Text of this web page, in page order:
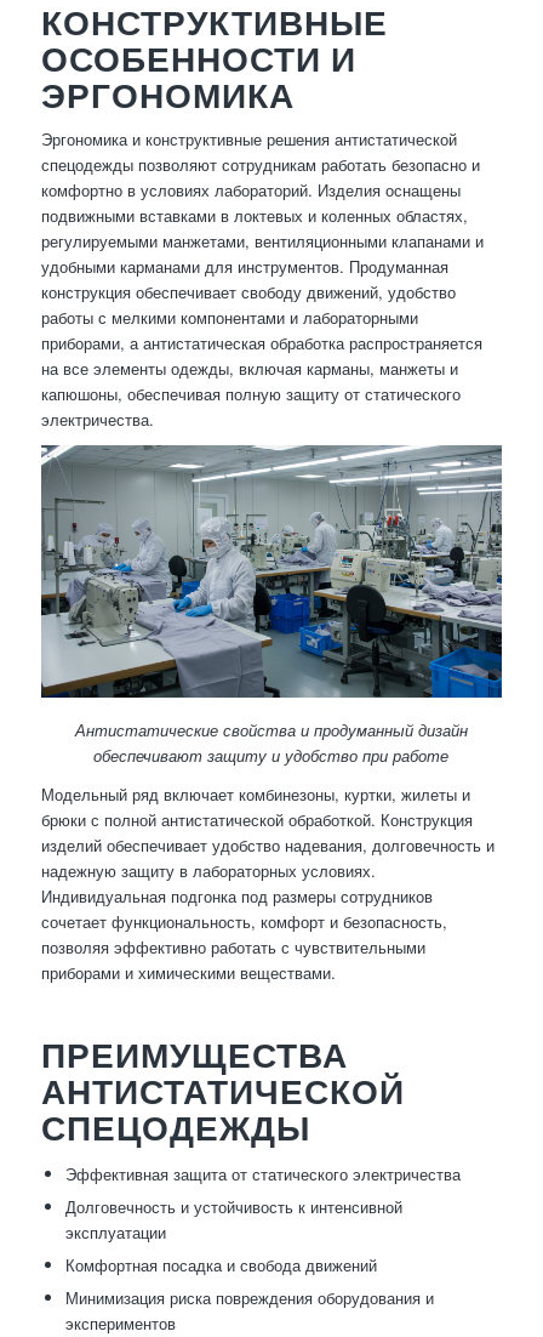
КОНСТРУКТИВНЫЕ
ОСОБЕННОСТИ И
ЭРГОНОМИКА
Эргономика и конструктивные решения антистатической
спецодежды позволяют сотрудникам работать безопасно и
комфортно в условиях лабораторий. Изделия оснащены
подвижными вставками в локтевых и коленных областях,
регулируемыми манжетами, вентиляционными клапанами и
удобными карманами для инструментов. Продуманная
конструкция обеспечивает свободу движений, удобство
работы с мелкими компонентами и лабораторными
приборами, а антистатическая обработка распространяется
на все элементы одежды, включая карманы, манжеты и
капюшоны, обеспечивая полную защиту от статического
электричества.
Антистатические свойства и продуманный дизайн
обеспечивают защиту и удобство при работе
Модельный ряд включает комбинезоны, куртки, жилеты и
брюки с полной антистатической обработкой. Конструкция
изделий обеспечивает удобство надевания, долговечность и
надежную защиту в лабораторных условиях.
Индивидуальная подгонка под размеры сотрудников
сочетает функциональность, комфорт и безопасность,
позволяя эффективно работать с чувствительными
приборами и химическими веществами.
ПРЕИМУЩЕСТВА
АНТИСТАТИЧЕСКОЙ
СПЕЦОДЕЖДЫ
Эффективная защита от статического электричества
Долговечность и устойчивость к интенсивной
эксплуатации
Комфортная посадка и свобода движений
Минимизация риска повреждения оборудования и
экспериментов